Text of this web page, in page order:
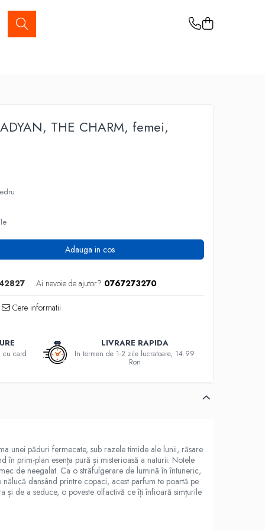
THE CHARM, femei,
Adauga in cos
Ai nevoie de ajutor? 0767273270
Cere informatii
cu card
LIVRARE RAPIDA
In termen de 1-2 zile lucratoare, 14.99
Ron
unei păduri fermecate, sub razele timide ale lunii, răsare
în prim-plan esența pură și misterioasă a naturii. Notele
de neegalat. Ca o străfulgerare de lumină în întuneric,
dansând printre copaci, acest parfum te poartă pe
și de a seduce, o poveste olfactivă ce îți înfioară simțurile